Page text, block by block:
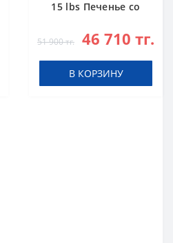
15 lbs Печенье со
51 900 тг. 46 710 тг.
В КОРЗИНУ